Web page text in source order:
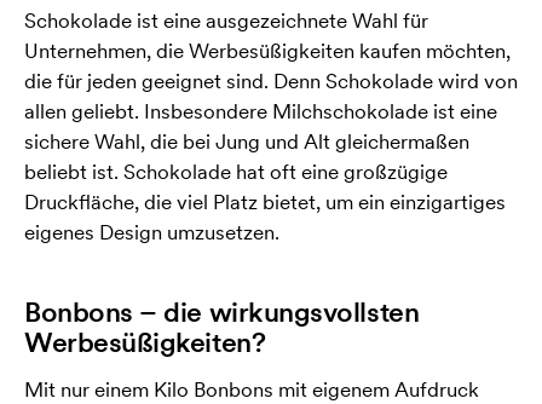
Schokolade ist eine ausgezeichnete Wahl für
Unternehmen, die Werbesüßigkeiten kaufen möchten,
die für jeden geeignet sind. Denn Schokolade wird von
allen geliebt. Insbesondere Milchschokolade ist eine
sichere Wahl, die bei Jung und Alt gleichermaßen
beliebt ist. Schokolade hat oft eine großzügige
Druckfläche, die viel Platz bietet, um ein einzigartiges
eigenes Design umzusetzen.
Bonbons – die wirkungsvollsten
Werbesüßigkeiten?
Mit nur einem Kilo Bonbons mit eigenem Aufdruck